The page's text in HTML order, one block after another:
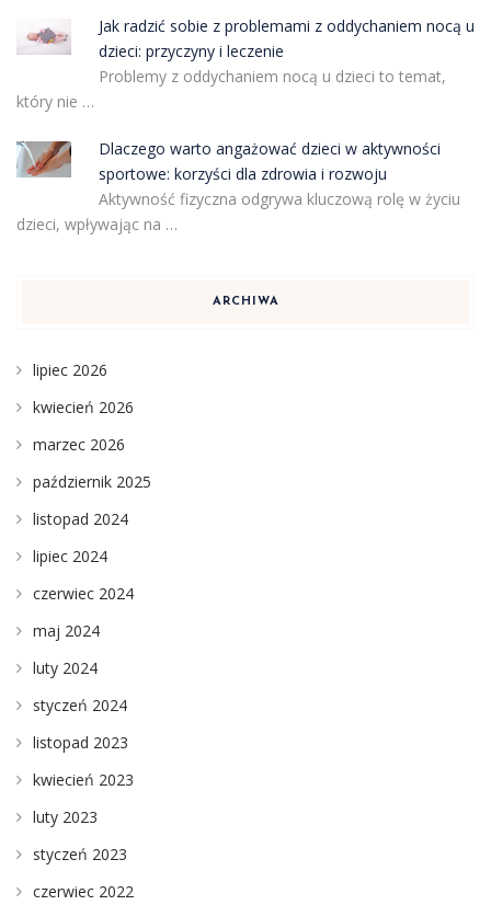
Jak radzić sobie z problemami z oddychaniem nocą u
dzieci: przyczyny i leczenie
Problemy z oddychaniem nocą u dzieci to temat,
który nie …
Dlaczego warto angażować dzieci w aktywności
sportowe: korzyści dla zdrowia i rozwoju
Aktywność fizyczna odgrywa kluczową rolę w życiu
dzieci, wpływając na …
ARCHIWA
lipiec 2026
kwiecień 2026
marzec 2026
październik 2025
listopad 2024
lipiec 2024
czerwiec 2024
maj 2024
luty 2024
styczeń 2024
listopad 2023
kwiecień 2023
luty 2023
styczeń 2023
czerwiec 2022